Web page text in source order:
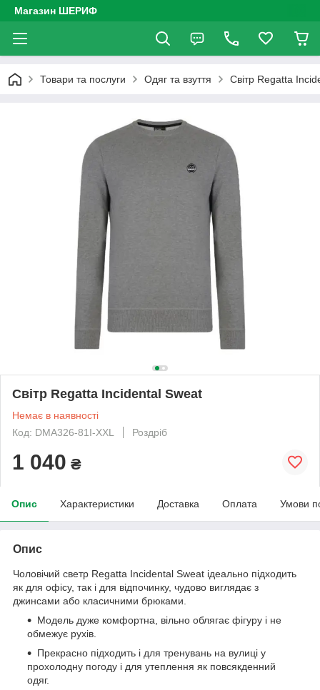
Магазин ШЕРИФ
Товари та послуги Одяг та взуття Світр Regatta
Світр Regatta Incidental Sweat
Немає в наявності
Код: DMA326-81I-XXL
Роздріб
1 040 ₴
Опис Характеристики Доставка Оплата Умови
Опис
Чоловічий светр Regatta Incidental Sweat ідеально підходить
як для офісу, так і для відпочинку, чудово виглядає з
джинсами або класичними брюками.
Модель дуже комфортна, вільно облягає фігуру і не
обмежує рухів.
Прекрасно підходить і для тренувань на вулиці у
прохолодну погоду і для утеплення як повсякденний
одяг.